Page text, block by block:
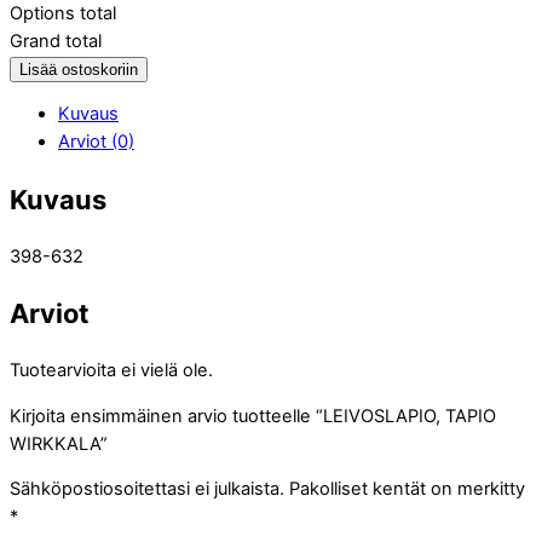
Options total
Grand total
Lisää ostoskoriin
Kuvaus
Arviot (0)
Kuvaus
398-632
Arviot
Tuotearvioita ei vielä ole.
Kirjoita ensimmäinen arvio tuotteelle “LEIVOSLAPIO, TAPIO
WIRKKALA”
Sähköpostiosoitettasi ei julkaista. Pakolliset kentät on merkitty
*